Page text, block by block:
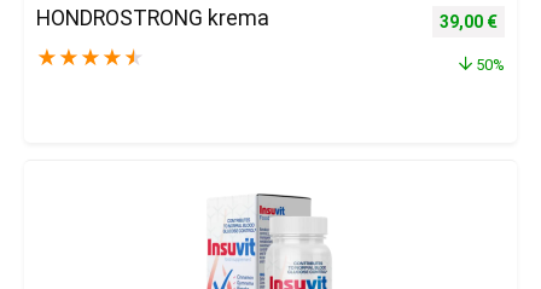
HONDROSTRONG krema
★ ★ ★ ★ ★
Izvorna
39,00 €
50%